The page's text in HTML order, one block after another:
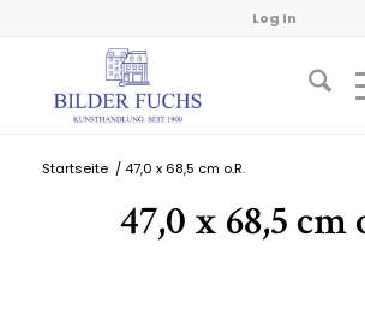
Log In
Startseite / 47,0 x 68,5 cm o.R.
47,0 x 68,5 cm